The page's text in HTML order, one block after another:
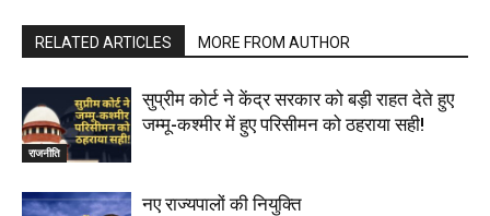
RELATED ARTICLES MORE FROM AUTHOR
राजनीति
सुप्रीम कोर्ट ने केंद्र सरकार को बड़ी राहत देते हुए
जम्मू-कश्मीर में हुए परिसीमन को ठहराया सही!
नए राज्यपालों की नियुक्ति